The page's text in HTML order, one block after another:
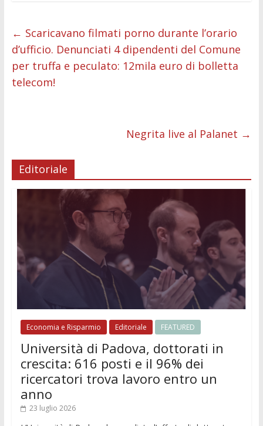
b
o
o
k
er l s
A
p
e
n
g
di
t
e
dI
n
di
vi
di
← Scaricavano filmati porno durante l’orario
d’ufficio. Denunciati 4 dipendenti del Comune
per truffa e peculato: 12mila euro di bolletta
telecom!
Negrita live al Palanet →
Editoriale
Economia e Risparmio Editoriale FEATURED
Università di Padova, dottorati in
crescita: 616 posti e il 96% dei
ricercatori trova lavoro entro un
anno
23 luglio 2026